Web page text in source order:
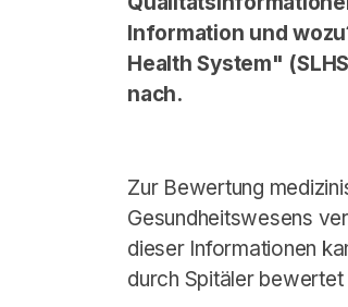
Information und
Health System"
nach.
Zur Bewertung
Gesundheitswesens
dieser Informationen
durch Spitäler